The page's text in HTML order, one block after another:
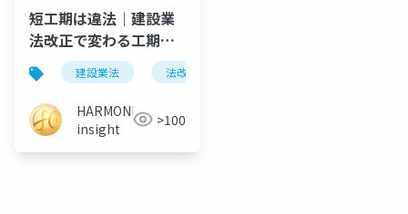
短工期は違法｜建設業
法改正で変わる工期・
下請・積算の実務
建設業法 法改正
HARMONIC
insight
>100